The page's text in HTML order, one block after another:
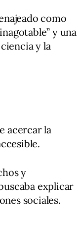
como
y una
y la
acercar la
y
explicar
sociales.